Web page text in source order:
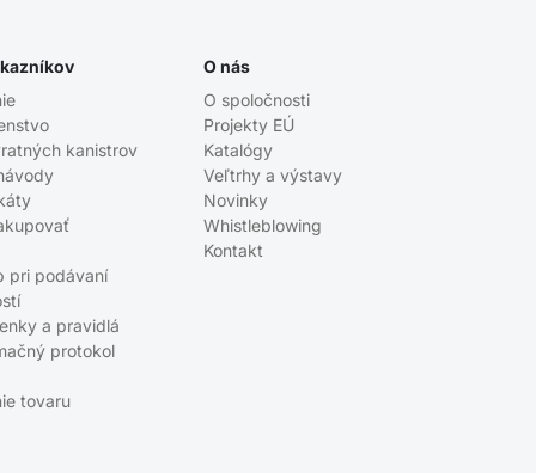
kanistrov
pri podávaní
a pravidlá
protokol
tovaru
O nás
O spoločnosti
Projekty EÚ
Katalógy
Veľtrhy a výstavy
Novinky
Whistleblowing
Kontakt